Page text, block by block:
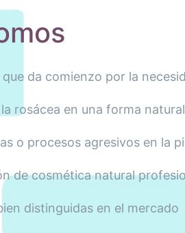
da comienzo por la
rosácea en una forma
o procesos agresivos en la
de cosmética natural
distinguidas en el mercado